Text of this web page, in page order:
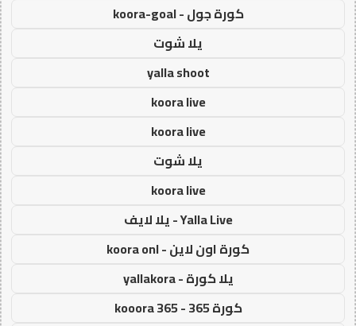
كورة جول - koora-goal
يلا شوت
yalla shoot
koora live
koora live
يلا شوت
koora live
Yalla Live - يلا لايف
كورة اون لاين - koora onl
يلا كورة - yallakora
كورة 365 - kooora 365